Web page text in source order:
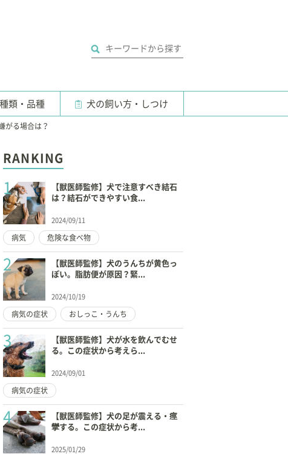
類・品種 犬の飼い方・しつけ
がる場合は？
RANKING
1
【獣医師監修】犬で注意すべき結石
は？結石ができやすい食...
2024/09/11
病気 危険な食べ物
2
【獣医師監修】犬のうんちが黄色っ
ぽい。脂肪便が原因？緊...
2024/10/19
病気の症状 おしっこ・うんち
3
【獣医師監修】犬が水を飲んでむせ
る。この症状から考えら...
2024/09/01
病気の症状
4
【獣医師監修】犬の足が震える・痙
攣する。この症状から考...
2025/01/29